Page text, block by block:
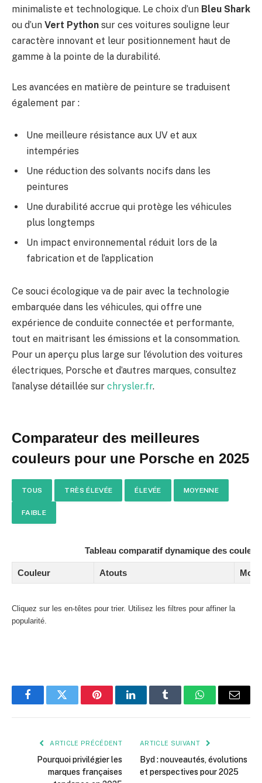
minimaliste et technologique. Le choix d’un Bleu Shark
ou d’un Vert Python sur ces voitures souligne leur
caractère innovant et leur positionnement haut de
gamme à la pointe de la durabilité.
Les avancées en matière de peinture se traduisent
également par :
Une meilleure résistance aux UV et aux
intempéries
Une réduction des solvants nocifs dans les
peintures
Une durabilité accrue qui protège les véhicules
plus longtemps
Un impact environnemental réduit lors de la
fabrication et de l’application
Ce souci écologique va de pair avec la technologie
embarquée dans les véhicules, qui offre une
expérience de conduite connectée et performante,
tout en maitrisant les émissions et la consommation.
Pour un aperçu plus large sur l’évolution des voitures
électriques, Porsche et d’autres marques, consultez
l’analyse détaillée sur chrysler.fr.
Comparateur des meilleures
couleurs pour une Porsche en 2025
TOUS TRÈS ÉLEVÉE ÉLEVÉE MOYENNE
FAIBLE
Tableau comparatif dynamique des
Couleur Atouts
Cliquez sur les en-têtes pour trier. Utilisez les filtres pour affiner la
popularité.
FacebookTwitter PinterestLinkedInTumblr WhatsApp
E-
ARTICLE PRÉCÉDENT
Pourquoi privilégier les
marques françaises
ARTICLE SUIVANT
Byd : nouveautés, évolutions
et perspectives pour 2025